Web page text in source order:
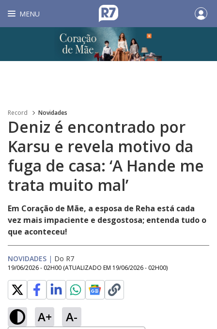
MENU
Record Novidades
Deniz é encontrado por
Karsu e revela motivo da
fuga de casa: ‘A Hande me
trata muito mal’
Em Coração de Mãe, a esposa de Reha está cada
vez mais impaciente e desgostosa; entenda tudo o
que aconteceu!
NOVIDADES | Do R7
19/06/2026 - 02H00 (ATUALIZADO EM 19/06/2026 - 02H00)
A+ A-